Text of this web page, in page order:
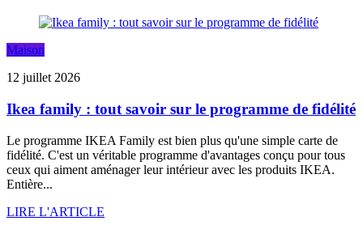
Maison
12 juillet 2026
Ikea family : tout savoir sur le programme de fidélité
Le programme IKEA Family est bien plus qu'une simple carte de
fidélité. C'est un véritable programme d'avantages conçu pour tous
ceux qui aiment aménager leur intérieur avec les produits IKEA.
Entière...
LIRE L'ARTICLE